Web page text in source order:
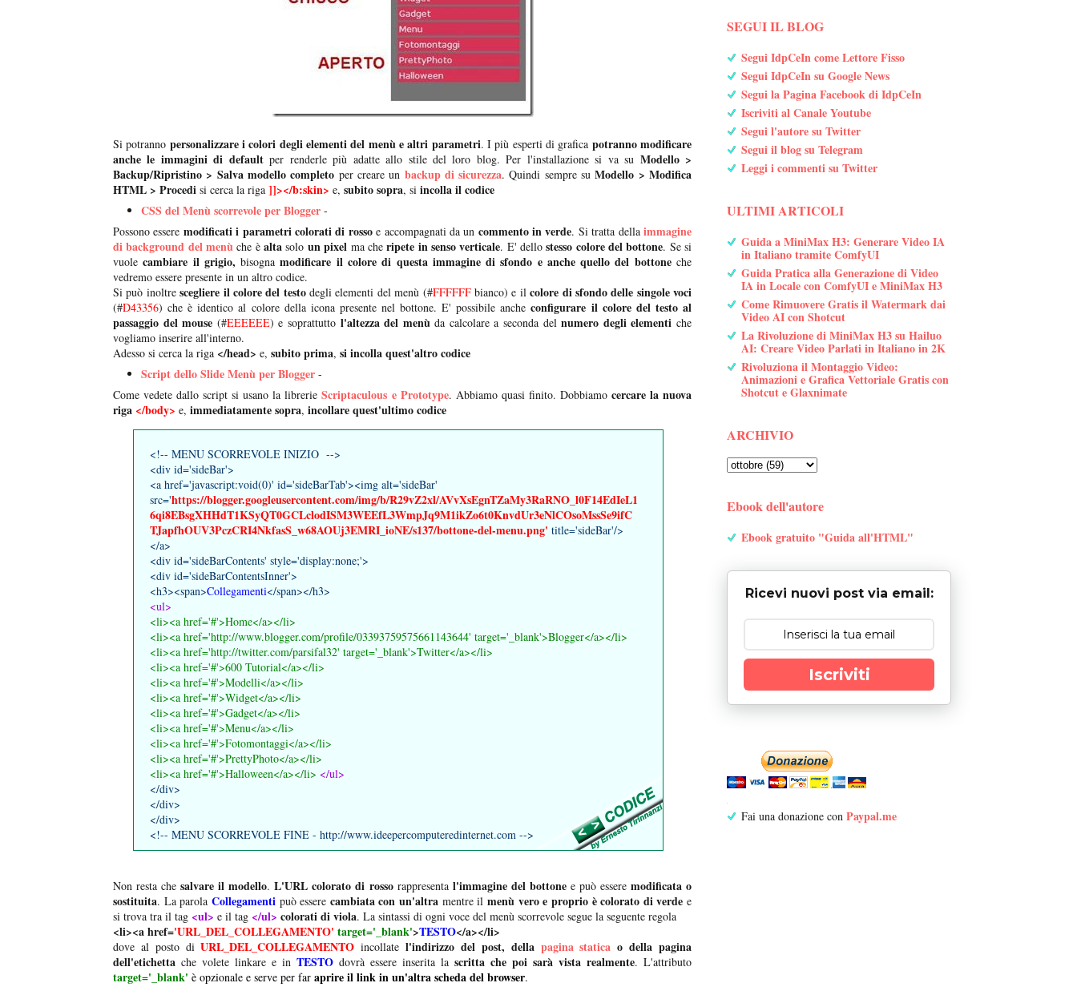
Si potranno personalizzare i colori degli elementi del menù e altri parametri. I più esperti di grafica potranno modificare
anche le immagini di defaultper renderle più adatte allo stile del loro blog. Per l'installazione si va su Modello >
Backup/Ripristino > Salva modello completo per creare un backup di sicurezza. Quindi sempre su Modello > Modifica
HTML > Procedi si cerca la riga ]]></b:skin> e, subito sopra, si incolla il codice
CSS del Menù scorrevole per Blogger -
Possono essere modificati i parametri colorati di rossoe accompagnati da un commento in verde. Si tratta dellaimmagine
di background del menù che èalta solo un pixel ma cheripete in senso verticale. E' dellostesso colore del bottone. Se si
vuolecambiare il grigio, bisogna modificare il colore di questa immagine di sfondo e anche quello del bottoneche
vedremo essere presente in un altro codice.
Si può inoltrescegliere il colore del testodegli elementi del menù (#FFFFFF bianco) e ilcolore di sfondo delle singole voci
(#D43356) che è identico al colore della icona presente nel bottone. E' possibile ancheconfigurare il colore del testo al
passaggio del mouse (#EEEEEE) e soprattutto l'altezza del menùda calcolare a seconda delnumero degli elementiche
vogliamo inserire all'interno.
Adesso si cerca la riga </head> e, subito prima, si incolla quest'altro codice
Script dello Slide Menù per Blogger -
Come vedete dallo script si usano la librerie Scriptaculous e Prototype. Abbiamo quasi finito. Dobbiamocercare la nuova
riga </body> e, immediatamente sopra, incollare quest'ultimo codice
<!-- MENU SCORREVOLE INIZIO -->
<div id='sideBar'>
<a href='javascript:void(0)' id='sideBarTab'><img alt='sideBar'
src='https://blogger.googleusercontent.com/img/b/R29vZ2xl/AVvXsEgnTZaMy3RaRNO_l0F14EdIeL1
6qi8EBsgXHHdT1KSyQT0GCLclodISM3WEEfL3WmpJq9M1ikZo6t0KnvdUr3eNlCOsoMssSe9ifC
TJapfhOUV3PczCRI4NkfasS_w68AOUj3EMRI_ioNE/s137/bottone-del-menu.png' title='sideBar'/>
</a>
<div id='sideBarContents' style='display:none;'>
<div id='sideBarContentsInner'>
<h3><span>Collegamenti</span></h3>
<ul>
<li><a href='#'>Home</a></li>
<li><a href='http://www.blogger.com/profile/03393759575661143644' target='_blank'>Blogger</a></li>
<li><a href='http://twitter.com/parsifal32' target='_blank'>Twitter</a></li>
<li><a href='#'>600 Tutorial</a></li>
<li><a href='#'>Modelli</a></li>
<li><a href='#'>Widget</a></li>
<li><a href='#'>Gadget</a></li>
<li><a href='#'>Menu</a></li>
<li><a href='#'>Fotomontaggi</a></li>
<li><a href='#'>PrettyPhoto</a></li>
<li><a href='#'>Halloween</a></li> </ul>
</div>
</div>
</div>
<!-- MENU SCORREVOLE FINE - http://www.ideepercomputeredinternet.com -->
Non resta che salvare il modello. L'URL colorato di rossorappresental'immagine del bottonee può essere modificata o
sostituita. La parola Collegamentipuò essere cambiata con un'altra mentre il menù vero e proprio è colorato di verde e
si trova tra il tag <ul> e il tag </ul> colorati di viola. La sintassi di ogni voce del menù scorrevole segue la seguente regola
<li><a href='URL_DEL_COLLEGAMENTO' target='_blank'>TESTO</a></li>
dove al posto diURL_DEL_COLLEGAMENTO incollatel'indirizzo del post, della pagina statica o della pagina
dell'etichetta che volete linkare e in TESTO dovrà essere inserita la scritta che poi sarà vista realmente. L'attributo
target='_blank' è opzionale e serve per far aprire il link in un'altra scheda del browser.
SEGUI IL BLOG
Segui IdpCeIn come Lettore Fisso
Segui IdpCeIn su Google News
Segui la Pagina Facebook di IdpCeIn
Iscriviti al Canale Youtube
Segui l'autore su Twitter
Segui il blog su Telegram
Leggi i commenti su Twitter
ULTIMI ARTICOLI
Guida a MiniMax H3: Generare Video IA
in Italiano tramite ComfyUI
Guida Pratica alla Generazione di Video
IA in Locale con ComfyUI e MiniMax H3
Come Rimuovere Gratis il Watermark dai
Video AI con Shotcut
La Rivoluzione di MiniMax H3 su Hailuo
AI: Creare Video Parlati in Italiano in 2K
Rivoluziona il Montaggio Video:
Animazioni e Grafica Vettoriale Gratis con
Shotcut e Glaxnimate
ARCHIVIO
Ebook dell'autore
Ebook gratuito "Guida all'HTML"
Ricevi nuovi post via email:
Iscriviti
Fai una donazione con Paypal.me